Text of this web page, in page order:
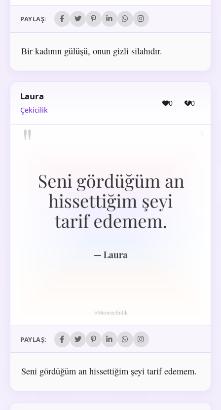
PAYLAŞ:
Bir kadının gülüşü, onun gizli silahıdır.
Laura
Çekicilik
0 0
PAYLAŞ:
Seni gördüğüm an hissettiğim şeyi tarif edemem.